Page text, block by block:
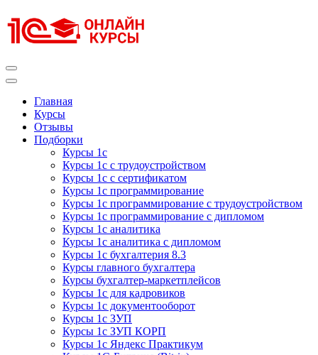
к
содержимому
Главная
Курсы
Отзывы
Подборки
Курсы 1с
Курсы 1с с трудоустройством
Курсы 1с с сертификатом
Курсы 1с программирование
Курсы 1с программирование с трудоустройством
Курсы 1с программирование с дипломом
Курсы 1с аналитика
Курсы 1с аналитика с дипломом
Курсы 1с бухгалтерия 8.3
Курсы главного бухгалтера
Курсы бухгалтер-маркетплейсов
Курсы 1с для кадровиков
Курсы 1с документооборот
Курсы 1с ЗУП
Курсы 1с ЗУП КОРП
Курсы 1с Яндекс Практикум